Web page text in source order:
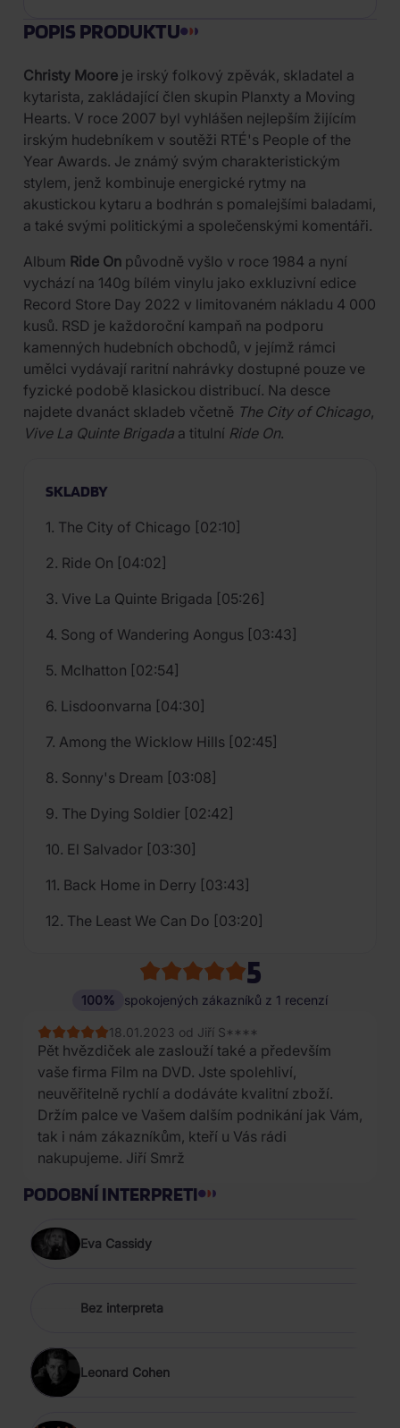
POPIS PRODUKTU
Christy Moore je irský folkový zpěvák, skladatel a
kytarista, zakládající člen skupin Planxty a Moving
Hearts. V roce 2007 byl vyhlášen nejlepším žijícím
irským hudebníkem v soutěži RTÉ's People of the
Year Awards. Je známý svým charakteristickým
stylem, jenž kombinuje energické rytmy na
akustickou kytaru a bodhrán s pomalejšími baladami,
a také svými politickými a společenskými komentáři.
Album Ride On původně vyšlo v roce 1984 a nyní
vychází na 140g bílém vinylu jako exkluzivní edice
Record Store Day 2022 v limitovaném nákladu 4 000
kusů. RSD je každoroční kampaň na podporu
kamenných hudebních obchodů, v jejímž rámci
umělci vydávají raritní nahrávky dostupné pouze ve
fyzické podobě klasickou distribucí. Na desce
najdete dvanáct skladeb včetně The City of Chicago,
Vive La Quinte Brigada a titulní Ride On.
SKLADBY
1. The City of Chicago [02:10]
2. Ride On [04:02]
3. Vive La Quinte Brigada [05:26]
4. Song of Wandering Aongus [03:43]
5. McIhatton [02:54]
6. Lisdoonvarna [04:30]
7. Among the Wicklow Hills [02:45]
8. Sonny's Dream [03:08]
9. The Dying Soldier [02:42]
10. El Salvador [03:30]
11. Back Home in Derry [03:43]
12. The Least We Can Do [03:20]
5
100% spokojených zákazníků z 1 recenzí
18.01.2023 od Jiří S****
Pět hvězdiček ale zaslouží také a především
vaše firma Film na DVD. Jste spolehliví,
neuvěřitelně rychlí a dodáváte kvalitní zboží.
Držím palce ve Vašem dalším podnikání jak Vám,
tak i nám zákazníkům, kteří u Vás rádi
nakupujeme. Jiří Smrž
PODOBNÍ INTERPRETI
Eva Cassidy
Bez interpreta
Leonard Cohen